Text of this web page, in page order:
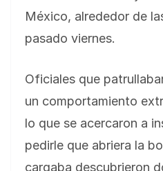
México, alrededor de
pasado viernes.
Oficiales que
un comportamiento
lo que se acercaron a
pedirle que abriera la
cargaba descubrieron